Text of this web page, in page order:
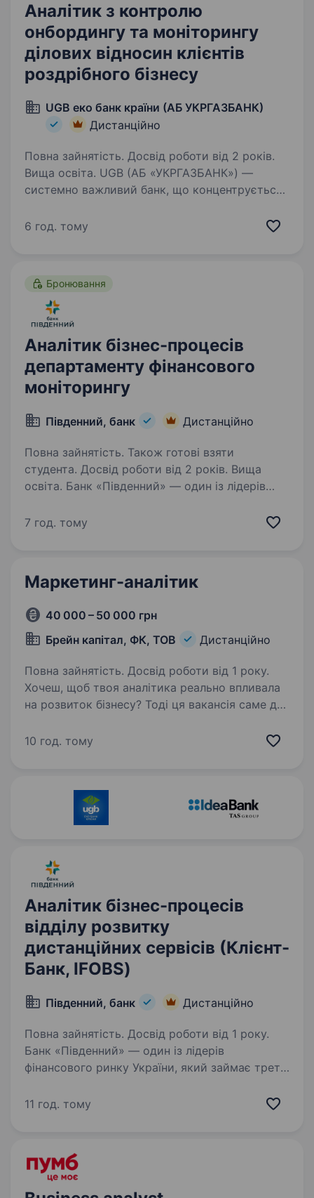
Аналітик з контролю
онбордингу та моніторингу
ділових відносин клієнтів
роздрібного бізнесу
UGB еко банк країни (АБ УКРГАЗБАНК)
Дистанційно
Повна зайнятість. Досвід роботи від 2 років.
Вища освіта. UGB (АБ «УКРГАЗБАНК») —
системно важливий банк, що концентрується
до п’ятірки найбільших банків країни
6 год. тому
Бронювання
Аналітик бізнес-процесів
департаменту фінансового
моніторингу
Південний, банк Дистанційно
Повна зайнятість. Також готові взяти
студента. Досвід роботи від 2 років. Вища
освіта. Банк «Південний» — один із лідерів
місце у групі українських банків із приватним
7 год. тому
Маркетинг-аналітик
40 000 – 50 000 грн
Брейн капітал, ФК, ТОВ
Дистанційно
Повна зайнятість. Досвід роботи від 1 року.
Хочеш, щоб твоя аналітика реально впливала
на розвиток бізнесу? Тоді ця вакансія саме для
фінансова компанія, яка успішно працює
10 год. тому
Аналітик бізнес-процесів
відділу розвитку
дистанційних сервісів (Клієнт-
Банк, IFOBS)
Південний, банк Дистанційно
Повна зайнятість. Досвід роботи від 1 року.
Банк «Південний» — один із лідерів
фінансового ринку України, який займає третє
капіталом за розміром активів. Вже 30 років
11 год. тому